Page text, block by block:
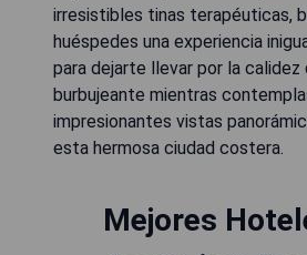
irresistibles tinas terapéuticas,
huéspedes una experiencia
para dejarte llevar por la calidez
burbujeante mientras
impresionantes vistas
esta hermosa ciudad costera.
Mejores